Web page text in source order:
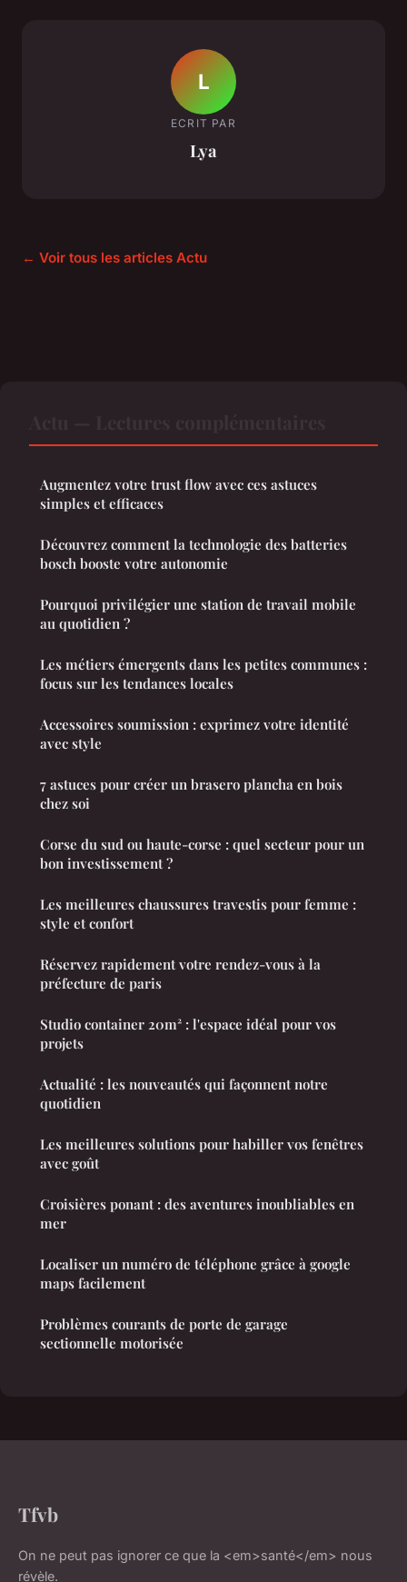
L
ECRIT PAR
Lya
← Voir tous les articles Actu
Augmentez votre trust flow avec ces astuces
simples et efficaces
Découvrez comment la technologie des batteries
bosch booste votre autonomie
Pourquoi privilégier une station de travail mobile
au quotidien ?
Les métiers émergents dans les petites communes :
focus sur les tendances locales
Accessoires soumission : exprimez votre identité
avec style
7 astuces pour créer un brasero plancha en bois
chez soi
Corse du sud ou haute-corse : quel secteur pour un
bon investissement ?
Les meilleures chaussures travestis pour femme :
style et confort
Réservez rapidement votre rendez-vous à la
préfecture de paris
Studio container 20m² : l'espace idéal pour vos
projets
Actualité : les nouveautés qui façonnent notre
quotidien
Les meilleures solutions pour habiller vos fenêtres
avec goût
Croisières ponant : des aventures inoubliables en
mer
Localiser un numéro de téléphone grâce à google
maps facilement
Problèmes courants de porte de garage
sectionnelle motorisée
Tfvb
On ne peut pas ignorer ce que la <em>santé</em> nous
révèle.